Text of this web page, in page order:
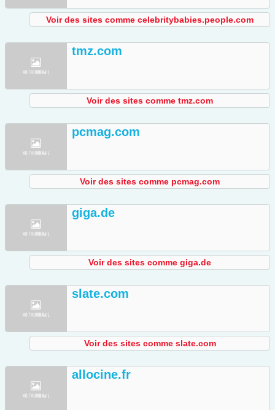
Voir des sites comme celebritybabies.people.com
tmz.com
Voir des sites comme tmz.com
pcmag.com
Voir des sites comme pcmag.com
giga.de
Voir des sites comme giga.de
slate.com
Voir des sites comme slate.com
allocine.fr